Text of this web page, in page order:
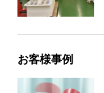
お客様事例